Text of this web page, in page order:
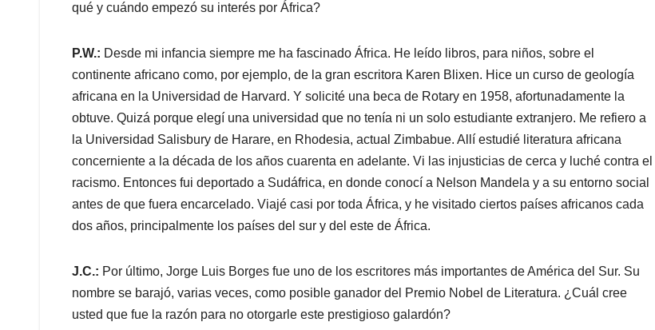
qué y cuándo empezó su interés por África?
P.W.: Desde mi infancia siempre me ha fascinado África. He leído libros, para niños, sobre el
continente africano como, por ejemplo, de la gran escritora Karen Blixen. Hice un curso de geología
africana en la Universidad de Harvard. Y solicité una beca de Rotary en 1958, afortunadamente la
obtuve. Quizá porque elegí una universidad que no tenía ni un solo estudiante extranjero. Me refiero a
la Universidad Salisbury de Harare, en Rhodesia, actual Zimbabue. Allí estudié literatura africana
concerniente a la década de los años cuarenta en adelante. Vi las injusticias de cerca y luché contra el
racismo. Entonces fui deportado a Sudáfrica, en donde conocí a Nelson Mandela y a su entorno social
antes de que fuera encarcelado. Viajé casi por toda África, y he visitado ciertos países africanos cada
dos años, principalmente los países del sur y del este de África.
J.C.: Por último, Jorge Luis Borges fue uno de los escritores más importantes de América del Sur. Su
nombre se barajó, varias veces, como posible ganador del Premio Nobel de Literatura. ¿Cuál cree
usted que fue la razón para no otorgarle este prestigioso galardón?